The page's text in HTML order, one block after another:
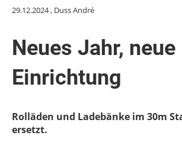
29.12.2024, Duss André
Neues Jahr, neue
Einrichtung
Rolläden und Ladebänke im 30m
ersetzt.